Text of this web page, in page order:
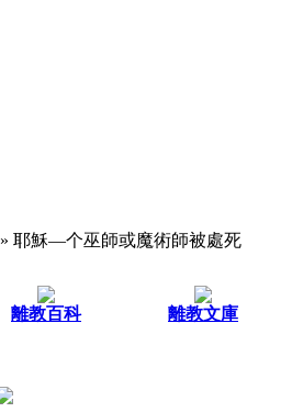
» 耶穌—个巫師或魔術師被處死
離教百科 離教文庫